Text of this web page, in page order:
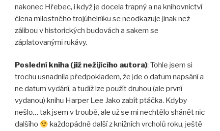
nakonec Hřebec, i když je docela trapný a na knihovnictví
člena milostného trojúhelníku se neodkazuje jinak než
zálibou v historických budovách a sakem se
záplatovanými rukávy.
Poslední kniha (již nežijícího autora): Tohle jsem si
trochu usnadnila předpokladem, že jde o datum napsání a
ne datum vydání, a tudíž lze použít druhou (ale první
vydanou) knihu Harper Lee Jako zabít ptáčka. Kdyby
nešlo… tak jsem v troubě, ale už se mi nechtělo shánět nic
dalšího
každopádně další z knižních vrcholů roku, ještě